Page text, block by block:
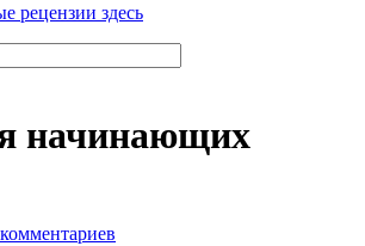
рецензии здесь
начинающих